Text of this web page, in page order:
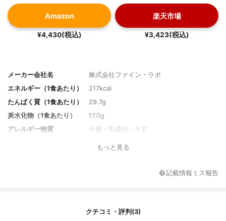
Amazon
¥4,430(税込)
楽天市場
¥3,423(税込)
メーカー会社名
株式会社ファイン・ラボ
エネルギー（1食あたり）
217kcal
たんぱく質（1食あたり）
29.7g
炭水化物（1食あたり）
17.0g
アレルギー物質
小麦・乳成分・大豆
もっと見る
記載情報ミス報告
クチコミ・評判(3)